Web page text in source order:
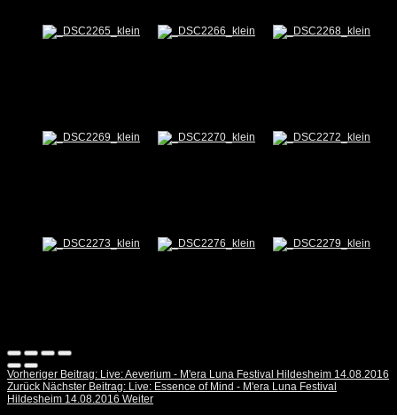
Vorheriger Beitrag: Live: Aeverium - M'era Luna Festival Hildesheim 14.08.2016
Zurück Nächster Beitrag: Live: Essence of Mind - M'era Luna Festival
Hildesheim 14.08.2016 Weiter